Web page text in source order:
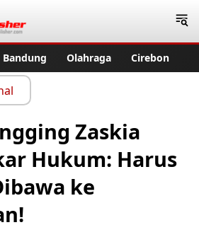
Bandung Olahraga Cirebon
Zaskia
Hukum: Harus
ke